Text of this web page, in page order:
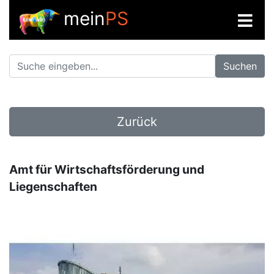
meinPS
Suchen
Zurück
Amt für Wirtschaftsförderung und
Liegenschaften